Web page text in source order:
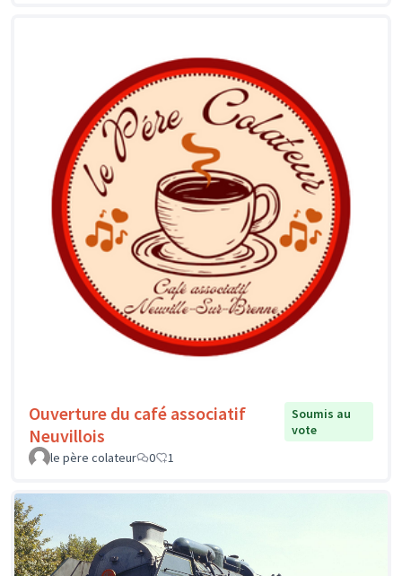
Ouverture du café associatif
Neuvillois
Soumis au
vote
le père colateur
0 1